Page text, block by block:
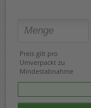
Preis gilt pro
Umverpackt zu
Mindestabnahme